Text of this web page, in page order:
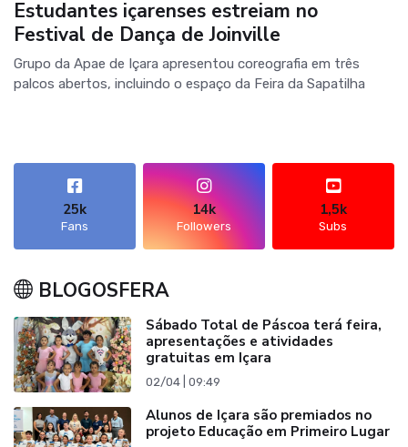
Estudantes içarenses estreiam no
Festival de Dança de Joinville
Grupo da Apae de Içara apresentou coreografia em três
palcos abertos, incluindo o espaço da Feira da Sapatilha
25k
Fans
14k
Followers
1,5k
Subs
BLOGOSFERA
Sábado Total de Páscoa terá feira,
apresentações e atividades
gratuitas em Içara
02/04 | 09:49
Alunos de Içara são premiados no
projeto Educação em Primeiro Lugar